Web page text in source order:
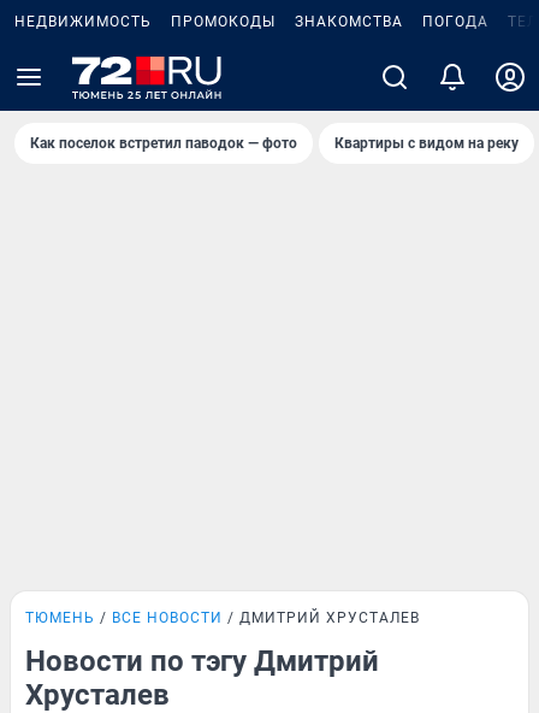
НЕДВИЖИМОСТЬ ПРОМОКОДЫ ЗНАКОМСТВА ПОГОДА
Как поселок встретил паводок — фото Квартиры с видом на реку
ТЮМЕНЬ ВСЕ НОВОСТИ ДМИТРИЙ ХРУСТАЛЕВ
Новости по тэгу Дмитрий
Хрусталев